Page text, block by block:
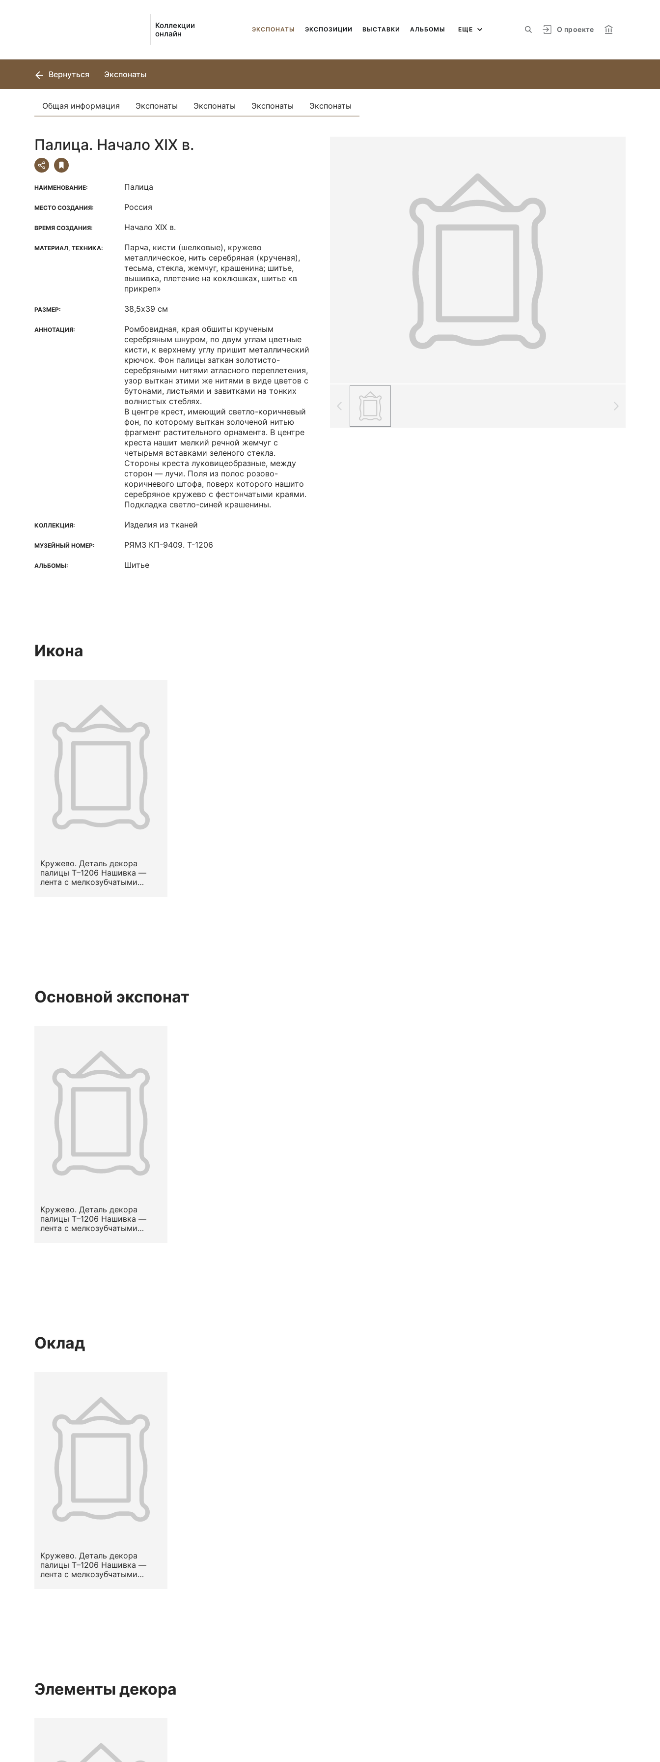
Коллекции
онлайн
О проекте
ЭКСПОНАТЫ ЭКСПОЗИЦИИ ВЫСТАВКИ АЛЬБОМЫ ЕЩЕ
Вернуться Экспонаты
Общая информация Экспонаты Экспонаты Экспонаты Экспонаты
Палица. Начало ХIХ в.
НАИМЕНОВАНИЕ: Палица
МЕСТО СОЗДАНИЯ: Россия
ВРЕМЯ СОЗДАНИЯ: Начало ХIХ в.
МАТЕРИАЛ, ТЕХНИКА:
Парча, кисти (шелковые), кружево
металлическое, нить серебряная (крученая),
тесьма, стекла, жемчуг, крашенина; шитье,
вышивка, плетение на коклюшках, шитье «в
прикреп»
РАЗМЕР: 38,5х39 см
АННОТАЦИЯ:
Ромбовидная, края обшиты крученым
серебряным шнуром, по двум углам цветные
кисти, к верхнему углу пришит металлический
крючок. Фон палицы заткан золотисто-
серебряными нитями атласного переплетения,
узор выткан этими же нитями в виде цветов с
бутонами, листьями и завитками на тонких
волнистых стеблях.
В центре крест, имеющий светло-коричневый
фон, по которому выткан золоченой нитью
фрагмент растительного орнамента. В центре
креста нашит мелкий речной жемчуг с
четырьмя вставками зеленого стекла.
Стороны креста луковицеобразные, между
сторон — лучи. Поля из полос розово-
коричневого штофа, поверх которого нашито
серебряное кружево с фестончатыми краями.
Подкладка светло-синей крашенины.
КОЛЛЕКЦИЯ: Изделия из тканей
МУЗЕЙНЫЙ НОМЕР: РЯМЗ КП-9409. Т-1206
АЛЬБОМЫ: Шитье
Икона
Кружево. Деталь декора
палицы Т–1206 Нашивка —
лента с мелкозубчатыми
Основной экспонат
Кружево. Деталь декора
палицы Т–1206 Нашивка —
лента с мелкозубчатыми
Оклад
Кружево. Деталь декора
палицы Т–1206 Нашивка —
лента с мелкозубчатыми
Элементы декора